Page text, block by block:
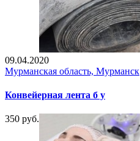
09.04.2020
Мурманская область, Мурманск
Конвейерная лента б у
350 руб.